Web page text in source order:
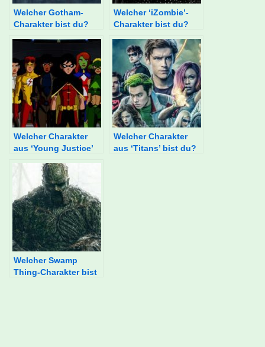
Welcher Gotham-
Charakter bist du?
Welcher ‘iZombie’-
Charakter bist du?
Welcher Charakter
aus ‘Young Justice’
Welcher Charakter
aus ‘Titans’ bist du?
Welcher Swamp
Thing-Charakter bist